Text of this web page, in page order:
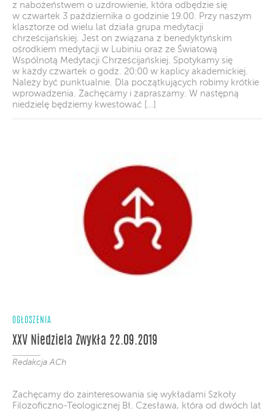
z nabożeństwem o uzdrowienie, która odbędzie się
w czwartek 3 października o godzinie 19.00. Przy naszym
klasztorze od wielu lat działa grupa medytacji
chrześcijańskiej. Jest on związana z benedyktyńskim
ośrodkiem medytacji w Lubiniu oraz ze Światową
Wspólnotą Medytacji Chrześcijańskiej. Spotykamy się
w każdy czwartek o godz. 20:00 w kaplicy akademickiej.
Należy być punktualnie. Dla początkujących robimy krótkie
wprowadzenia. Zachęcamy i zapraszamy. W następną
niedzielę będziemy kwestować […]
OGŁOSZENIA
XXV Niedziela Zwykła 22.09.2019
Redakcja ACh
Zachęcamy do zainteresowania się wykładami Szkoły
Filozoficzno-Teologicznej Bł. Czesława, która od dwóch lat